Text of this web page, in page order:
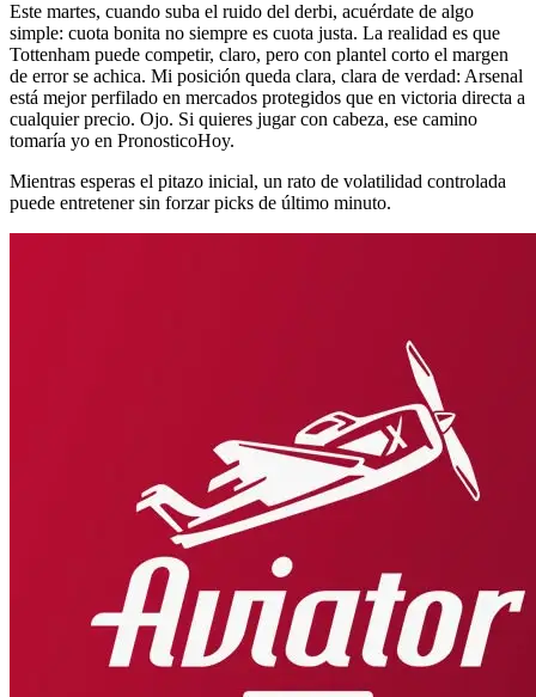
Este martes, cuando suba el ruido del derbi, acuérdate de algo
simple: cuota bonita no siempre es cuota justa. La realidad es que
Tottenham puede competir, claro, pero con plantel corto el margen
de error se achica. Mi posición queda clara, clara de verdad: Arsenal
está mejor perfilado en mercados protegidos que en victoria directa a
cualquier precio. Ojo. Si quieres jugar con cabeza, ese camino
tomaría yo en PronosticoHoy.
Mientras esperas el pitazo inicial, un rato de volatilidad controlada
puede entretener sin forzar picks de último minuto.